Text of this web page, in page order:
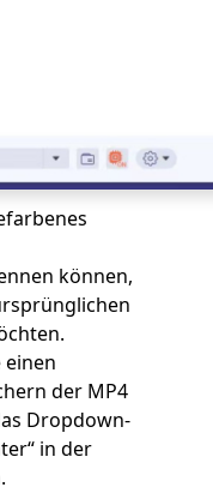
können,
einen
der MP4
Dropdown-
in der